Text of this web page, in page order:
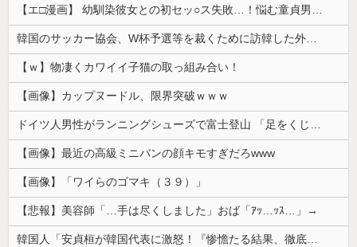
【エ□漫画】 幼馴染彼女との初セッ○ス失敗…！悩む童貞男子にクラスメイトのギャルJKが優しく近づきオチ○ポよしよしされちゃう…！
韓国のサッカー協会、W杯予選等を裁くために訪韓した外国人審判を「性接待」していた……大して強くもないチームが潤沢な予算を持ってりゃそうなるわな
【ｗ】物凄くカワイイ子猫の取っ組み合い！
【画像】カップヌードル、限界突破ｗｗｗ
ドイツ人男性がランニングシューズで富士登山 「足をくじいて動けない」
【画像】最近の高級ミニバンの顔キモすぎだろwww
【画像】「ワイらのゴマキ（３９）」
【悲報】美容師「…手は尽くしました」おば「ｱｯ…ｯｽ…」→
韓国人「安貞桓が韓国代表に激怒！『惨憺たる結果、徹底的な刷新が必要だ』と監督や協会を痛烈批判」